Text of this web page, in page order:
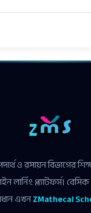
ও রসায়ন বিভাগের
লার্নিং প্ল্যাটফর্ম।
এখনZMathecal